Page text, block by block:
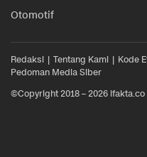
Otomotif
Redaksi Tentang Kami Kode
Pedoman Media Siber
©Copyright 2018 – 2026